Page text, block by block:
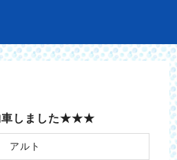
しました★★★
アルト